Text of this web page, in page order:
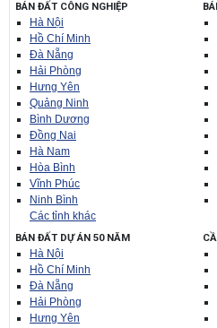
BÁN ĐẤT CÔNG NGHIỆP
Hà Nội
Hồ Chí Minh
Đà Nẵng
Hải Phòng
Hưng Yên
Quảng Ninh
Bình Dương
Đồng Nai
Hà Nam
Hòa Bình
Vĩnh Phúc
Ninh Bình
Các tỉnh khác
BÁN ĐẤT DỰ ÁN 50 NĂM
Hà Nội
Hồ Chí Minh
Đà Nẵng
Hải Phòng
Hưng Yên